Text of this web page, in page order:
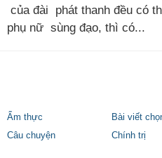
của đài phát thanh đều có
phụ nữ sùng đạo, thì có...
Ẩm thực Bài viết
Câu chuyện
Chính trị